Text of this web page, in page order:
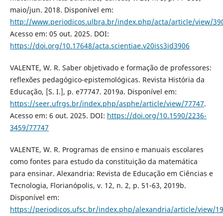
maio/jun. 2018. Disponível em:
http://www.periodicos.ulbra.br/index.php/acta/article/view/
Acesso em: 05 out. 2025. DOI:
https://doi.org/10.17648/acta.scientiae.v20iss3id3906
VALENTE, W. R. Saber objetivado e formação de professores:
reflexões pedagógico-epistemológicas. Revista História da
Educação, [S. I.], p. e77747. 2019a. Disponível em:
https://seer.ufrgs.br/index.php/asphe/article/view/77747.
Acesso em: 6 out. 2025. DOI: https://doi.org/10.1590/2236-
3459/77747
VALENTE, W. R. Programas de ensino e manuais escolares
como fontes para estudo da constituição da matemática
para ensinar. Alexandria: Revista de Educação em Ciências e
Tecnologia, Florianópolis, v. 12, n. 2, p. 51-63, 2019b.
Disponível em:
https://periodicos.ufsc.br/index.php/alexandria/article/view/